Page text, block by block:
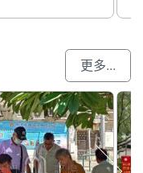
更多...